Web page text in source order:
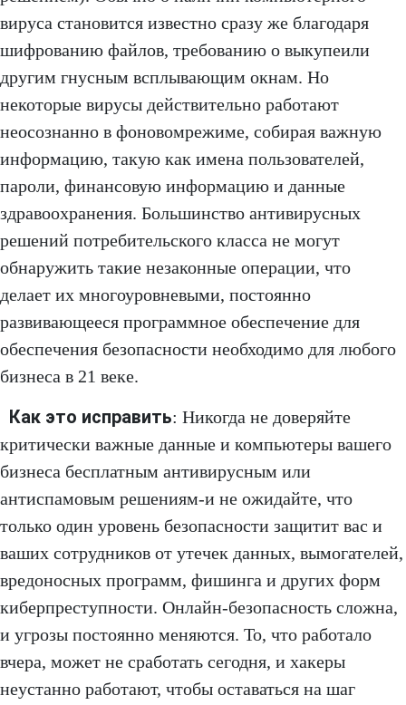
вируса становится известно сразу же благодаря
шифрованию файлов, требованию о выкупеили
другим гнусным всплывающим окнам. Но
некоторые вирусы действительно работают
неосознанно в фоновомрежиме, собирая важную
информацию, такую как имена пользователей,
пароли, финансовую информацию и данные
здравоохранения. Большинство антивирусных
решений потребительского класса не могут
обнаружить такие незаконные операции, что
делает их многоуровневыми, постоянно
развивающееся программное обеспечение для
обеспечения безопасности необходимо для любого
бизнеса в 21 веке.
Как это исправить: Никогда не доверяйте
критически важные данные и компьютеры вашего
бизнеса бесплатным антивирусным или
антиспамовым решениям-и не ожидайте, что
только один уровень безопасности защитит вас и
ваших сотрудников от утечек данных, вымогателей,
вредоносных программ, фишинга и других форм
киберпреступности. Онлайн-безопасность сложна,
и угрозы постоянно меняются. То, что работало
вчера, может не сработать сегодня, и хакеры
неустанно работают, чтобы оставаться на шаг